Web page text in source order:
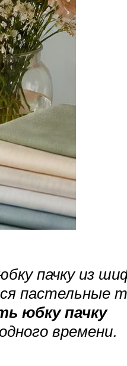
пачку из
пастельные
юбку пачку
времени.